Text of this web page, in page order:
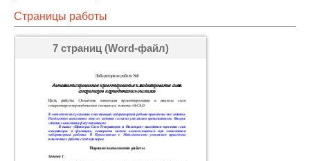
Страницы работы
7 страниц (Word-файл)